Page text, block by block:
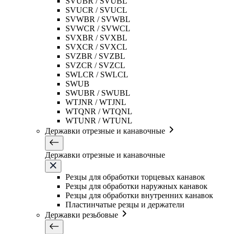
SVUCR / SVUCL
SVWBR / SVWBL
SVWCR / SVWCL
SVXBR / SVXBL
SVXCR / SVXCL
SVZBR / SVZBL
SVZCR / SVZCL
SWLCR / SWLCL
SWUB
SWUBR / SWUBL
WTJNR / WTJNL
WTQNR / WTQNL
WTUNR / WTUNL
Державки отрезные и канавочные
Державки отрезные и канавочные
Резцы для обработки торцевых канавок
Резцы для обработки наружных канавок
Резцы для обработки внутренних канавок
Пластинчатые резцы и держатели
Державки резьбовые